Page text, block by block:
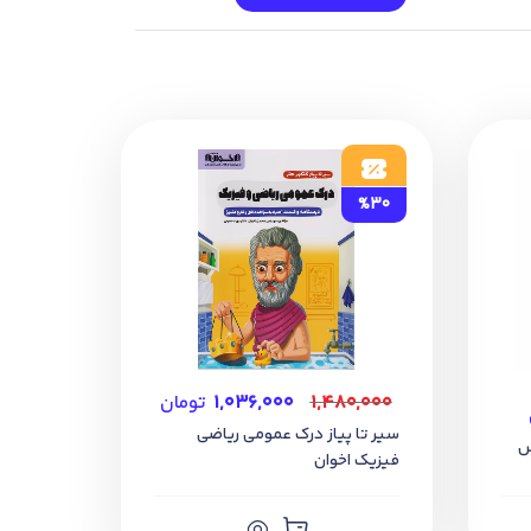
%30
۱,۴۸۰,۰۰۰ ۱,۰۳۶,۰۰۰ تومان
سیر تا پیاز درک عمومی ریاضی
فیزیک اخوان